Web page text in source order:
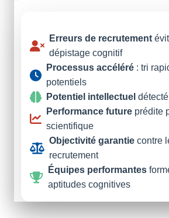
Erreurs de recrutement
dépistage cognitif
Processus accéléré : tri
potentiels
Potentiel intellectuel
Performance future prédite
scientifique
Objectivité garantie contre
recrutement
Équipes performantes
aptitudes cognitives